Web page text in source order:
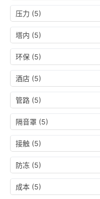
压力 (5)
塔内 (5)
环保 (5)
酒店 (5)
管路 (5)
隔音罩 (5)
接触 (5)
防冻 (5)
成本 (5)